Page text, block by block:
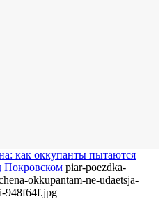
как оккупанты пытаются
Покровском piar-poezdka-
okkupantam-ne-udaetsja-
948f64f.jpg